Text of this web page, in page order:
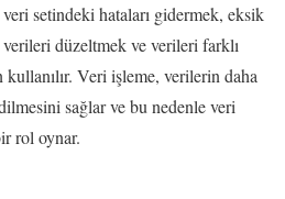
setindeki hataları gidermek, eksik
düzeltmek ve verileri farklı
Veri işleme, verilerin daha
sağlar ve bu nedenle veri
rol oynar.